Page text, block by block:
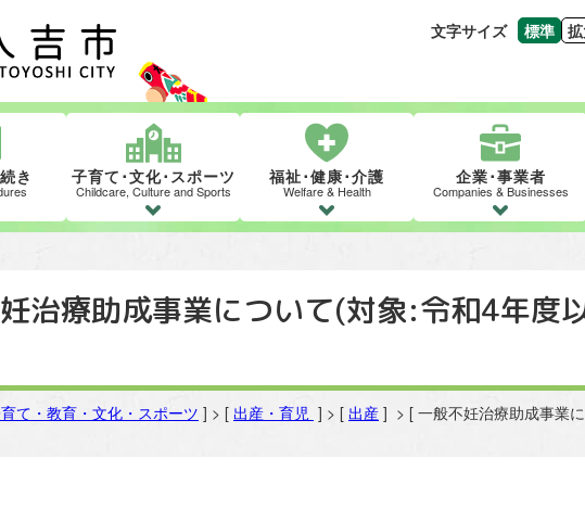
文字サイズ 標準
文字の文
き 子育て･文化･スポーツ
Childcare, Culture and Sports
福祉･健康･介護
Welfare & Health
企業･事業者
Companies & Businesses
治療助成事業について(対象:令和4年度
て・教育・文化・スポーツ ] > [ 出産・育児 ] > [ 出産 ] > [ 一般不妊治療助成事業